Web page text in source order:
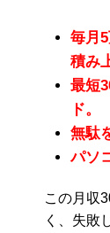
毎月
積み
最短
ド。
無駄
パソ
この月収
く、失敗